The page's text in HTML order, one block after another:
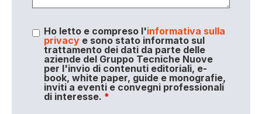
Ho letto e compreso l'informativa sulla
privacye sono stato informato sul
trattamento dei dati da parte delle
aziende del Gruppo Tecniche Nuove
per l'invio di contenuti editoriali, e-
book, white paper, guide e monografie,
inviti a eventi e convegni professionali
di interesse. *